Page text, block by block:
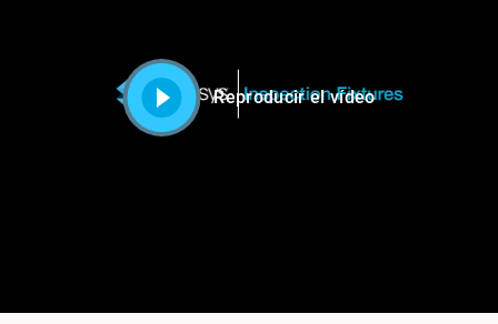
Reproducir el vídeo